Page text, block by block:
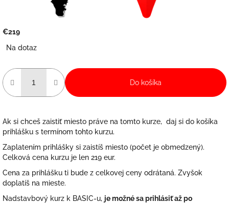
€219
cena:
Na dotaz
Do košíka
Ak si chceš zaistiť miesto práve na tomto kurze, daj si do košíka
prihlášku s termínom tohto kurzu.
Zaplatením prihlášky si zaistíš miesto (počet je obmedzený).
Celková cena kurzu je len 219 eur.
Cena za prihlášku ti bude z celkovej ceny odrátaná. Zvyšok
doplatíš na mieste.
Nadstavbový kurz k BASIC-u, je možné sa prihlásiť až po